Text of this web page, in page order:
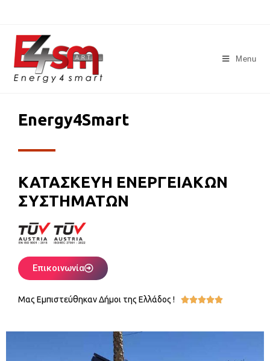
Menu
Energy4Smart
ΚΑΤΑΣΚΕΥΗ ΕΝΕΡΓΕΙΑΚΩΝ
ΣΥΣΤΗΜΑΤΩΝ
Επικοινωνία
Μας Εμπιστεύθηκαν Δήμοι της Ελλάδος ! 